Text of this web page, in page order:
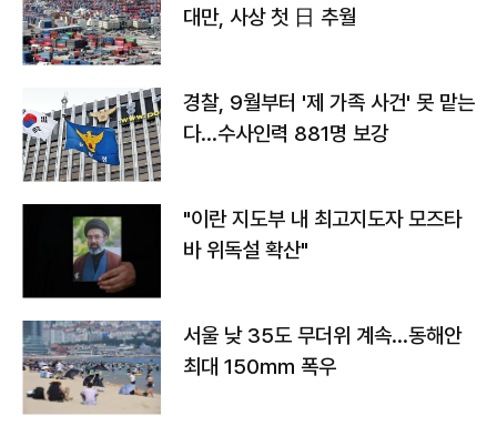
대만, 사상 첫 日 추월
경찰, 9월부터 '제 가족 사건' 못 맡는
다…수사인력 881명 보강
"이란 지도부 내 최고지도자 모즈타
바 위독설 확산"
서울 낮 35도 무더위 계속…동해안
최대 150㎜ 폭우